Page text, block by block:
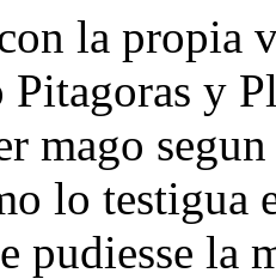
la propia
Pitagoras y
mago
lo testigua
pudiesse la